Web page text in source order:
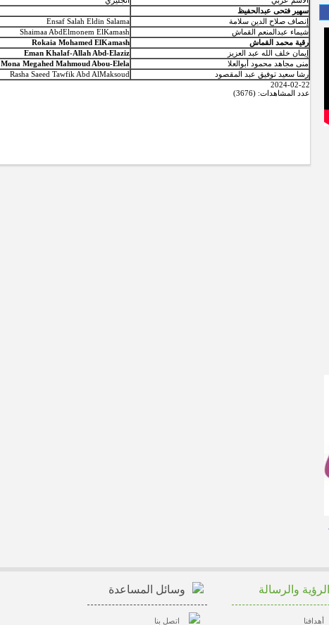
سهير فتحى عبدالحفيظ
إنصاف صلاح الدين سلامة
Ensaf Salah Eldin Salama
شيماء عبدالمنعم القماش
Shaimaa AbdElmonem ElKamash
رقية محمد القماش
Rokaia Mohamed ElKamash
إيمان خلف الله عبد العزيز
Eman Khalaf-Allah Abd-Elaziz
منى مجاهد محمود أبوالعلا
Mona Megahed Mahmoud Abou-Elela
رشا سعيد توفيق عبد المقصود
Rasha Saeed Tawfik Abd AlMaksoud
2024-02-22
عدد المشاهدات: (3676)
الرؤية والرسالة
أهدافنا
وسائل المساعدة
اتصل بنا